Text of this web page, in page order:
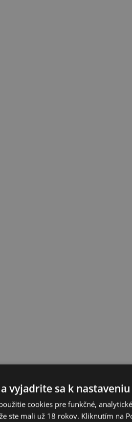
vyjadrite sa k
cookies pre funkčné,
ste mali už 18 rokov. Kliknutím na